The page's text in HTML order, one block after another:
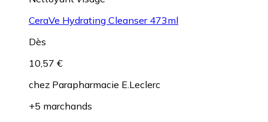
CeraVe Hydrating Cleanser 473ml
Dès
10,57 €
chez Parapharmacie E.Leclerc
+5 marchands